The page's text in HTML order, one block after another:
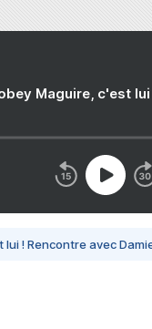
Maguire, c'est
! Rencontre avec